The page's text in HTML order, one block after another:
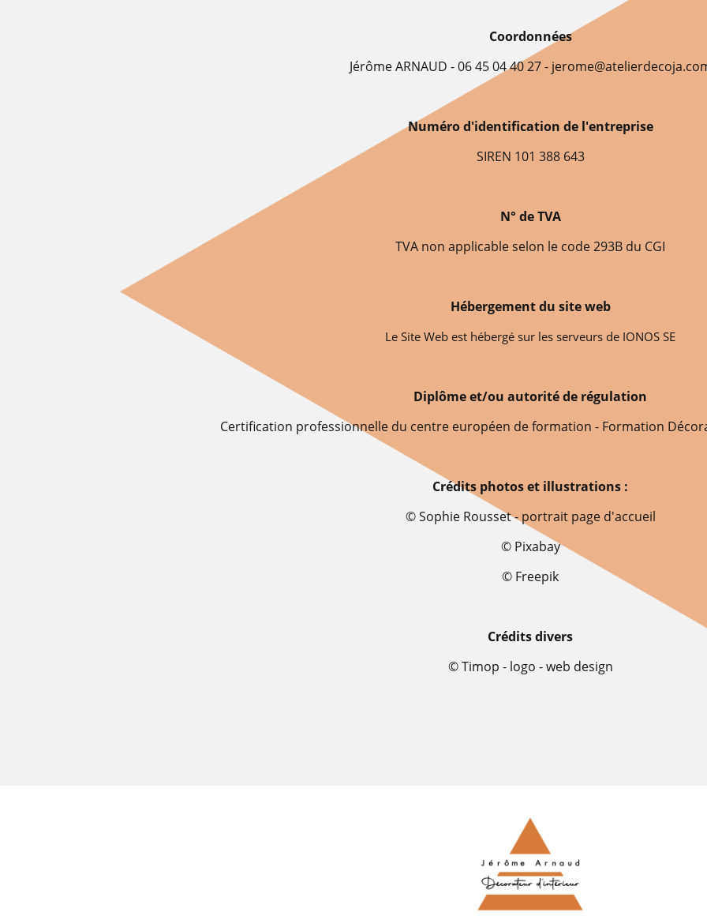
Coordonnées
Jérôme ARNAUD - 06 45 04 40 27 -
Numéro d'identification de l'entreprise
SIREN 101 388 643
N° de TVA
TVA non applicable selon le code 293B du CGI
Hébergement du site web
Le Site Web est hébergé sur les serveurs de IONOS SE
Diplôme et/ou autorité de régulation
Certification professionnelle du centre européen de formation - Formation
Crédits photos et illustrations :
© Sophie Rousset - portrait page d'accueil
© Pixabay
© Freepik
Crédits divers
© Timop - logo - web design